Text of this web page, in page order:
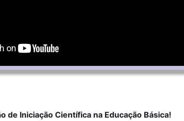
de Iniciação Científica na Educação Básica!